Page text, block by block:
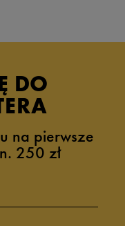
DO
na pierwsze
250 zł